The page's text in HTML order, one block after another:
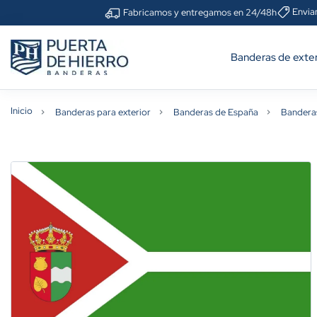
Fabricamos y entregamos en 24/48h
Banderas de
Inicio Banderas para exterior Banderas de España